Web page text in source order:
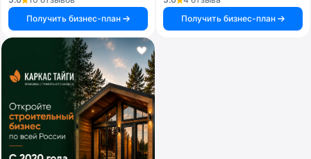
Получить бизнес-план
Получить бизнес-план